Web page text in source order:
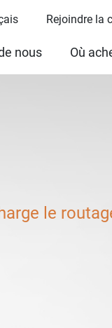
Rejoindre la
nous Où
le